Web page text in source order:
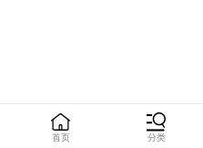
首页 分类